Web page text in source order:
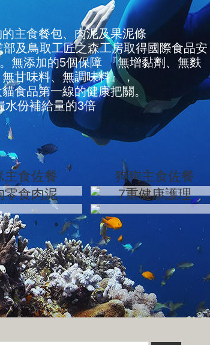
主食餐包、肉泥及果泥條
及鳥取工匠之森工房取得國際食品安
無添加的5個保障 『無增黏劑、無麩
甘味料、無調味料』，
食品第一線的健康把關。
水份補給量的3倍
主食佐餐
狗狗主食佐餐
零食肉泥
7重健康護理